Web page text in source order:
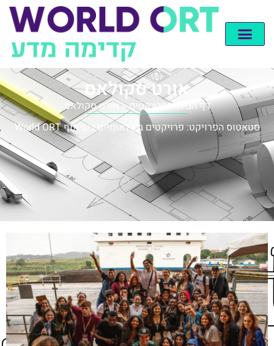
אורט סקולאס
דף הבית »פרויקטים»אורט סקולאס
סטאטוס הפרויקט: פרויקטים בין לאומיים בשיתוף World ORT